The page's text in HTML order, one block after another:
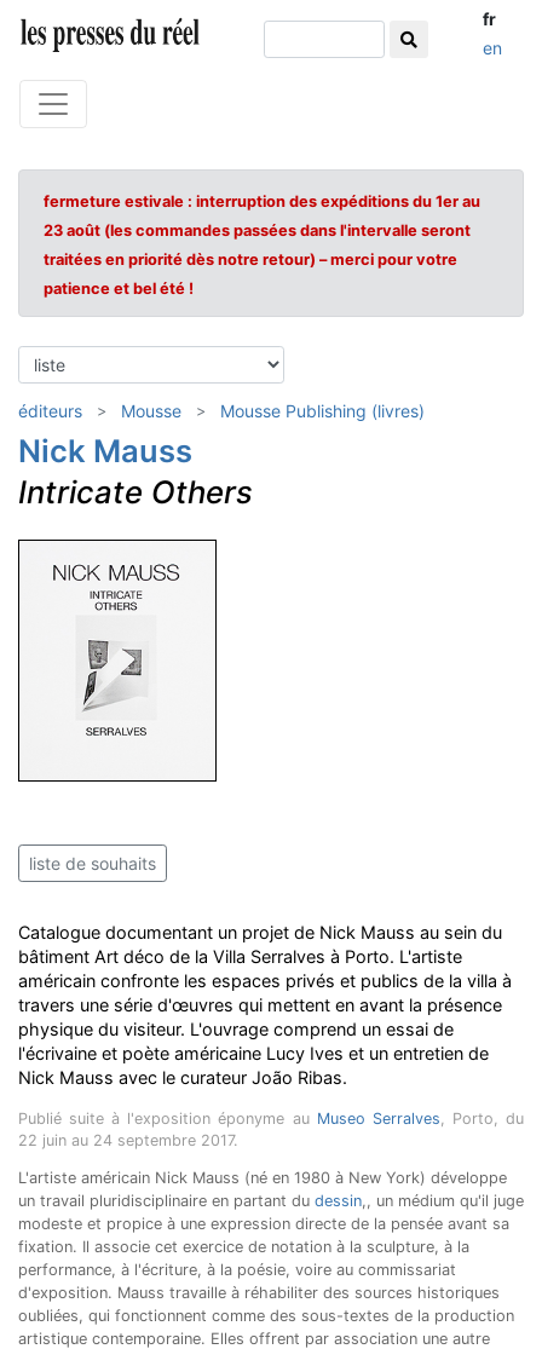
fr
en
fermeture estivale : interruption des expéditions du 1er au
23 août (les commandes passées dans l'intervalle seront
traitées en priorité dès notre retour) – merci pour votre
patience et bel été !
éditeurs Mousse Mousse Publishing (livres)
Nick Mauss
Intricate Others
liste de souhaits
Catalogue documentant un projet de Nick Mauss au sein du
bâtiment Art déco de la Villa Serralves à Porto. L'artiste
américain confronte les espaces privés et publics de la villa à
travers une série d'œuvres qui mettent en avant la présence
physique du visiteur. L'ouvrage comprend un essai de
l'écrivaine et poète américaine Lucy Ives et un entretien de
Nick Mauss avec le curateur João Ribas.
Publié suite à l'exposition éponyme au Museo Serralves, Porto, du
22 juin au 24 septembre 2017.
L'artiste américain Nick Mauss (né en 1980 à New York) développe
un travail pluridisciplinaire en partant du dessin,, un médium qu'il juge
modeste et propice à une expression directe de la pensée avant sa
fixation. Il associe cet exercice de notation à la sculpture, à la
performance, à l'écriture, à la poésie, voire au commissariat
d'exposition. Mauss travaille à réhabiliter des sources historiques
oubliées, qui fonctionnent comme des sous-textes de la production
artistique contemporaine. Elles offrent par association une autre